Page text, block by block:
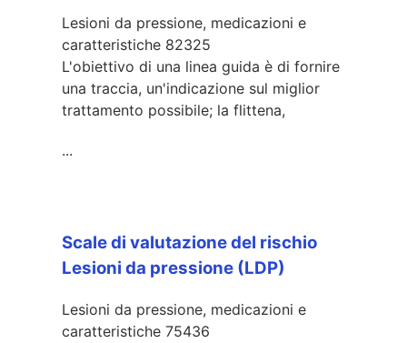
Lesioni da pressione, medicazioni e
caratteristiche 82325
L'obiettivo di una linea guida è di fornire
una traccia, un'indicazione sul miglior
trattamento possibile; la flittena,
...
Scale di valutazione del rischio
Lesioni da pressione (LDP)
Lesioni da pressione, medicazioni e
caratteristiche 75436